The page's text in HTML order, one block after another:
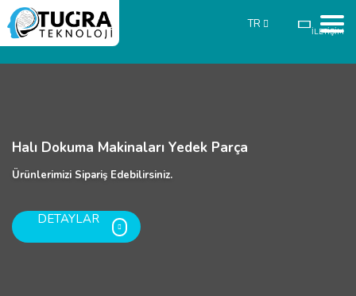
TR
İLETİŞİM
Halı Dokuma Makinaları Yedek Parça
Ürünlerimizi Sipariş Edebilirsiniz.
DETAYLAR